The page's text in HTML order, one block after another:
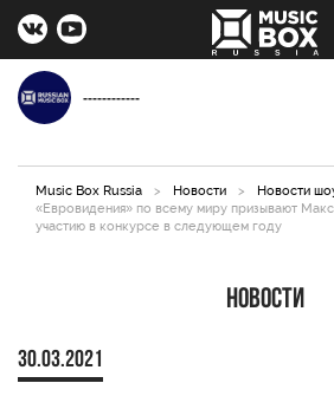
------------
Music Box Russia > Новости > Новости
«Евровидения» по всему миру призывают
участию в конкурсе в следующем году
Новости
30.03.2021